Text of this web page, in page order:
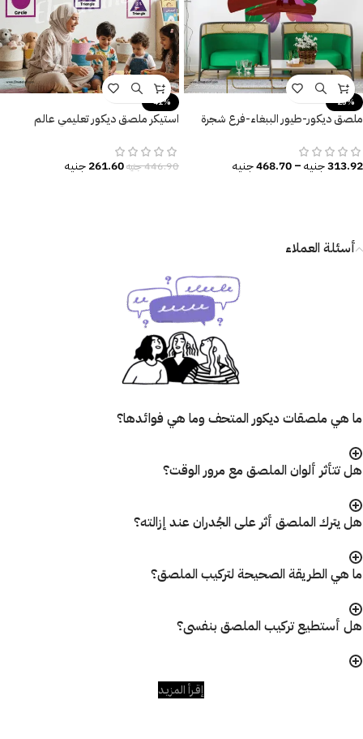
-25%
ملصق ديكور-طيور الببغاء-فرع شجرة
313.92جنيه–
468.70جنيه
-41%
استيكر ملصق ديكور تعليمي عالم
446.90جنيه261.60جنيه
أسئلة العملاء
ما هي ملصقات ديكور المتحف وما هي فوائدها؟
هل تتأثر ألوان الملصق مع مرور الوقت؟
هل يترك الملصق أثر على الجُدران عند إزالته؟
ما هي الطريقة الصحيحة لتركيب الملصق؟
هل أستطيع تركيب الملصق بنفسى؟
إقـرأ المزيـد